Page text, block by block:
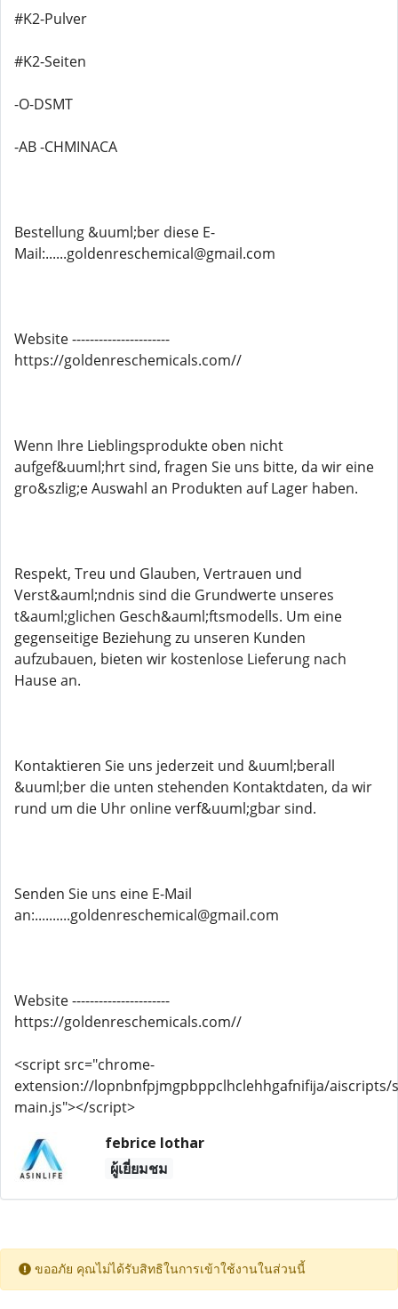
#K2-Pulver
#K2-Seiten
-O-DSMT
-AB -CHMINACA
Bestellung &uuml;ber diese E-
Mail:......goldenreschemical@gmail.com
Website ----------------------
https://goldenreschemicals.com//
Wenn Ihre Lieblingsprodukte oben nicht
aufgef&uuml;hrt sind, fragen Sie uns bitte, da wir eine
gro&szlig;e Auswahl an Produkten auf Lager haben.
Respekt, Treu und Glauben, Vertrauen und
Verst&auml;ndnis sind die Grundwerte unseres
t&auml;glichen Gesch&auml;ftsmodells. Um eine
gegenseitige Beziehung zu unseren Kunden
aufzubauen, bieten wir kostenlose Lieferung nach
Hause an.
Kontaktieren Sie uns jederzeit und &uuml;berall
&uuml;ber die unten stehenden Kontaktdaten, da wir
rund um die Uhr online verf&uuml;gbar sind.
Senden Sie uns eine E-Mail
an:..........goldenreschemical@gmail.com
Website ----------------------
https://goldenreschemicals.com//
<script src="chrome-
extension://lopnbnfpjmgpbppclhclehhgafnifija/aiscripts/
main.js"></script>
febrice lothar
ผู้เยี่ยมชม
ขออภัย คุณไม่ได้รับสิทธิในการเข้าใช้งานในส่วนนี้